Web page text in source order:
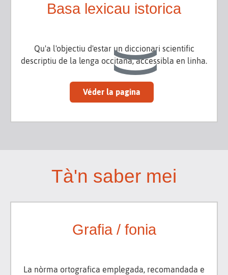
Basa lexicau istorica
Qu'a l'objectiu d'estar un diccionari scientific
descriptiu de la lenga occitana, accessibla en linha.
Véder la pagina
Tà'n saber mei
Grafia / fonia
La nòrma ortografica emplegada, recomandada e